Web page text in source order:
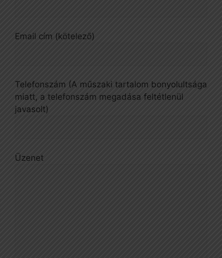
Email cím (kötelező)
Telefonszám (A műszaki tartalom bonyolultsága
miatt, a telefonszám megadása feltétlenül
javasolt)
Üzenet